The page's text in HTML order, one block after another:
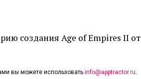
создания Age of Empires II от
вы можете использовать info@apptractor.ru.